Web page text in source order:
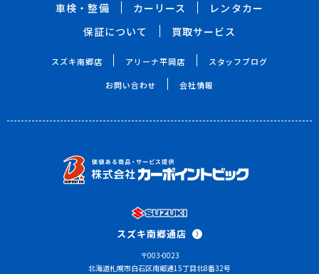
車検・整備
カーリース
レンタカー
保証について
買取サービス
スズキ南郷店 アリーナ平岡店 スタッフブログ
お問い合わせ 会社情報
スズキ南郷通店
〒003-0023
北海道札幌市白石区南郷通15丁目北8番32号